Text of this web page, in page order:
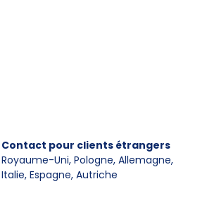
Contact pour clients étrangers
Royaume-Uni, Pologne, Allemagne,
Italie, Espagne, Autriche